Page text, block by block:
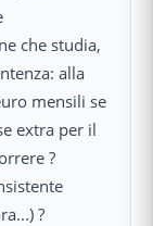
che studia,
alla
mensili se
extra per il
?
?